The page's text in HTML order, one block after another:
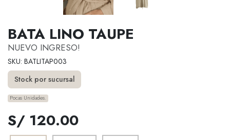
BATA LINO TAUPE
NUEVO INGRESO!
SKU: BATLITAP003
Stock por sucursal
Pocas Unidades.
S/ 120.00